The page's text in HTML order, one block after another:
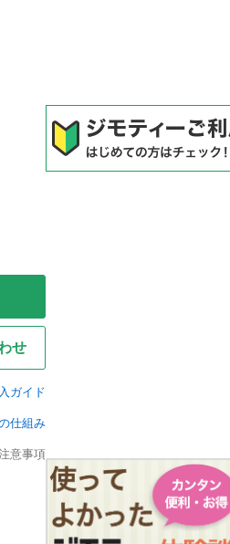
せ
ガイド
仕組み
意事項